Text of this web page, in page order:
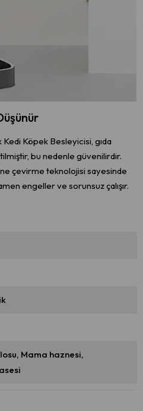
Kedi Köpek Besleyicisi, gıda
bu nedenle güvenilirdir.
çevirme teknolojisi sayesinde
engeller ve sorunsuz çalışır.
Mama haznesi